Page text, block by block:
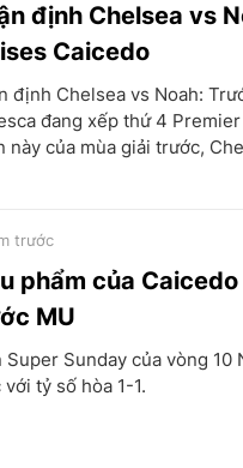
định Chelsea vs
Caicedo
định Chelsea vs Noah:
đang xếp thứ 4
này của mùa giải trước,
phẩm của
MU
trước
Super Sunday của vòng
tỷ số hòa 1-1.